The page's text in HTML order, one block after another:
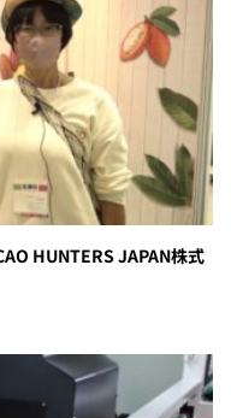
HUNTERS JAPAN株式